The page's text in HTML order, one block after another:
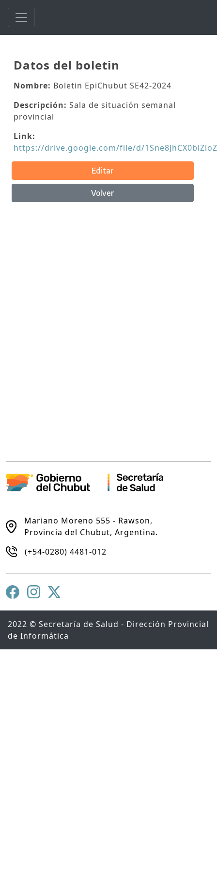
Datos del boletin
Nombre: Boletin EpiChubut SE42-2024
Descripción: Sala de situación semanal
provincial
Link:
https://drive.google.com/file/d/
Editar
Volver
Mariano Moreno 555 - Rawson,
Provincia del Chubut, Argentina.
(+54-0280) 4481-012
2022 © Secretaría de Salud - Dirección Provincial
de Informática